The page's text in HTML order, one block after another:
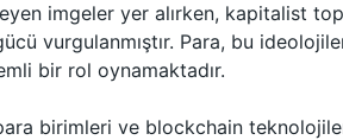
imgeler yer alırken, kapitalist
vurgulanmıştır. Para, bu
bir rol oynamaktadır.
birimleri ve blockchain